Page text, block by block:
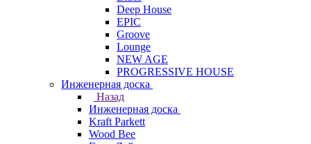
Deep House
EPIC
Groove
Lounge
NEW AGE
PROGRESSIVE HOUSE
Инженерная доска
Назад
Инженерная доска
Kraft Parkett
Wood Bee